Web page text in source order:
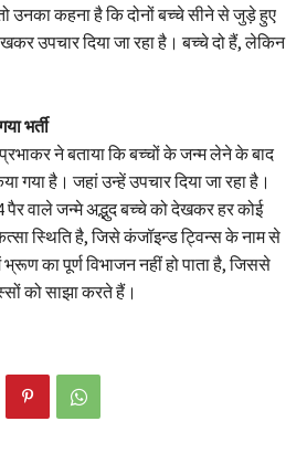
उनका कहना है कि दोनों बच्चे सीने से जुड़े हुए
उपचार दिया जा रहा है। बच्चे दो हैं, लेकिन
भर्ती
प्रभाकर ने बताया कि बच्चों के जन्म लेने के बाद
गया है। जहां उन्हें उपचार दिया जा रहा है।
वाले जन्मे अद्भुद बच्चे को देखकर हर कोई
स्थिति है, जिसे कंजॉइन्ड ट्विन्स के नाम से
का पूर्ण विभाजन नहीं हो पाता है, जिससे
को साझा करते हैं।